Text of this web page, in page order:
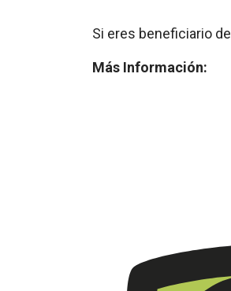
Si eres beneficiario
Más Información: